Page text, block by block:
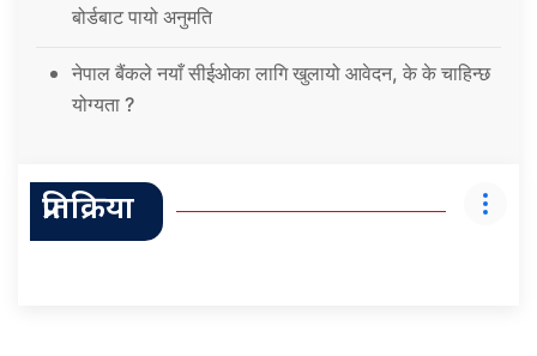
बोर्डबाट पायो अनुमति
नेपाल बैंकले नयाँ सीईओका लागि खुलायो आवेदन, के के चाहिन्छ
योग्यता ?
प्रतिक्रिया